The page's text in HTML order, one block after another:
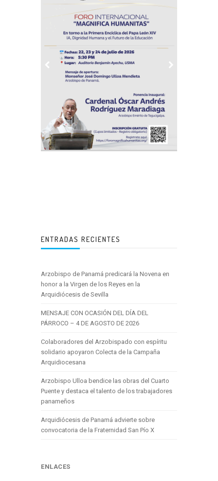
ENTRADAS RECIENTES
Arzobispo de Panamá predicará la Novena en
honor a la Virgen de los Reyes en la
Arquidiócesis de Sevilla
MENSAJE CON OCASIÓN DEL DÍA DEL
PÁRROCO – 4 DE AGOSTO DE 2026
Colaboradores del Arzobispado con espíritu
solidario apoyaron Colecta de la Campaña
Arquidiocesana
Arzobispo Ulloa bendice las obras del Cuarto
Puente y destaca el talento de los trabajadores
panameños
Arquidiócesis de Panamá advierte sobre
convocatoria de la Fraternidad San Pío X
ENLACES